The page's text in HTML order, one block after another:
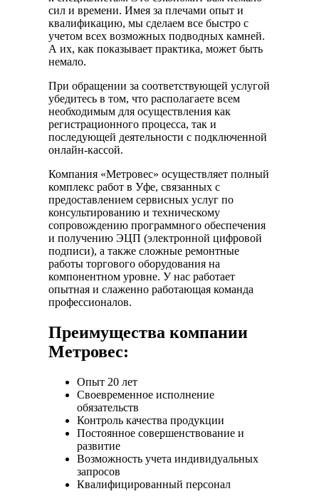
сил и времени. Имея за плечами опыт и
квалификацию, мы сделаем все быстро с
учетом всех возможных подводных камней.
А их, как показывает практика, может быть
немало.
При обращении за соответствующей услугой
убедитесь в том, что располагаете всем
необходимым для осуществления как
регистрационного процесса, так и
последующей деятельности с подключенной
онлайн-кассой.
Компания «Метровес» осуществляет полный
комплекс работ в Уфе, связанных с
предоставлением сервисных услуг по
консультированию и техническому
сопровождению программного обеспечения
и получению ЭЦП (электронной цифровой
подписи), а также сложные ремонтные
работы торгового оборудования на
компонентном уровне. У нас работает
опытная и слаженно работающая команда
профессионалов.
Преимущества компании
Метровес:
Опыт 20 лет
Своевременное исполнение
обязательств
Контроль качества продукции
Постоянное совершенствование и
развитие
Возможность учета индивидуальных
запросов
Квалифицированный персонал